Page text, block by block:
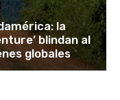
la
blindan al
globales